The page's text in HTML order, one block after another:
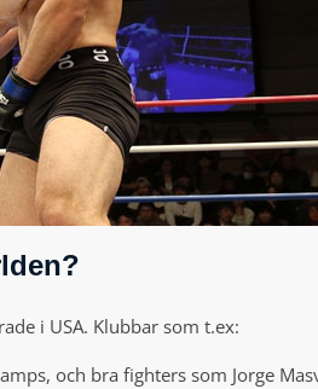
i USA. Klubbar som t.ex:
och bra fighters som Jorge